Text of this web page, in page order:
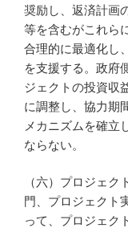
奨励し、返済計画
等を含むがこれら
合理的に最適化し
を支援する。政府
ジェクトの投資収
に調整し、協力期
メカニズムを確立
ならない。
（六）プロジェ
門、プロジェクト
って、プロジェク